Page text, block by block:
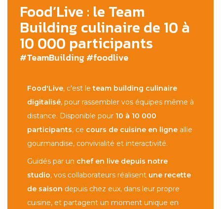
Food’Live : le Team
Building culinaire de 10 à
10 000 participants
#TeamBuilding #foodlive
Food'Live, c'est leteam building culinaire
digitalisé, pour rassembler vos équipes même à
distance. Disponible pour 10 à 10 000
participants, ce cours de cuisine en ligne allie
gourmandise, convivialité et interactivité.
Guidés par un chef en live depuis notre
studio, vos collaborateurs réalisent une recette
de saison depuis chez eux, dans leur propre
cuisine, et partagent un moment unique en